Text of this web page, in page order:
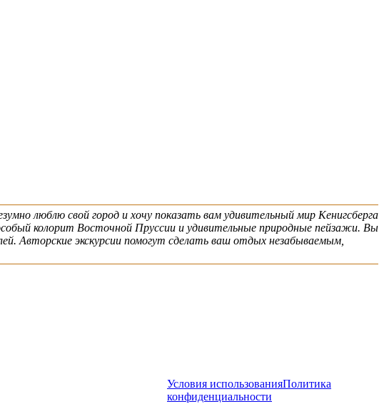
люблю свой город и хочу показать вам удивительный мир Кенигсберга
колорит Восточной Пруссии и удивительные природные пейзажи. Вы
Авторские экскурсии помогут сделать ваш отдых незабываемым,
Условия использованияПолитика
конфиденциальности